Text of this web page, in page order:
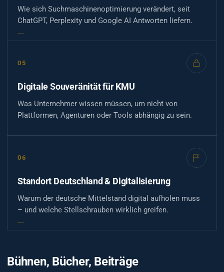
Wie sich Suchmaschinenoptimierung verändert, seit
ChatGPT, Perplexity und Google AI Antworten liefern.
05
Digitale Souveränität für KMU
Was Unternehmer wissen müssen, um nicht von
Plattformen, Agenturen oder Tools abhängig zu sein.
06
Standort Deutschland & Digitalisierung
Warum der deutsche Mittelstand digital aufholen muss
– und welche Stellschrauben wirklich greifen.
Bühnen, Bücher, Beiträge